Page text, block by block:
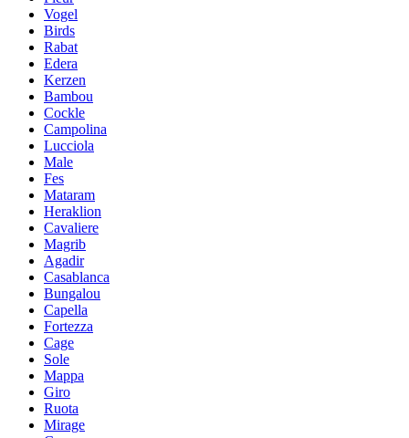
Vogel
Birds
Rabat
Edera
Kerzen
Bambou
Cockle
Campolina
Lucciola
Male
Fes
Mataram
Heraklion
Cavaliere
Magrib
Agadir
Casablanca
Bungalou
Capella
Fortezza
Cage
Sole
Mappa
Giro
Ruota
Mirage